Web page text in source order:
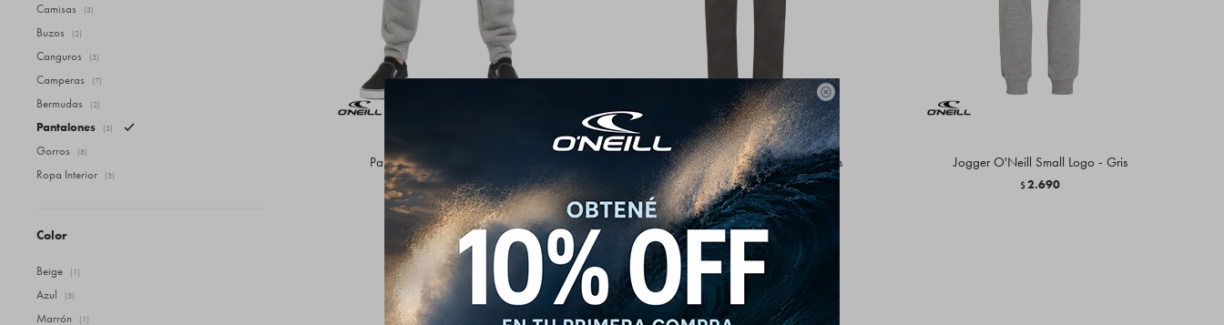

Pantalones O'neill Felpa - Gris
2.232 $ 2.790
Pantalones O'Neill Urban Flex - Gris
$2.990
Jogger O'Neill Small Logo - Gris
$2.690
Camisas (3)
Buzos (2)
Canguros (3)
Camperas (7)
Bermudas (2)
Pantalones (3)
Gorros (8)
Ropa Interior (3)
Color
Beige (1)
Azul (3)
Marrón (1)